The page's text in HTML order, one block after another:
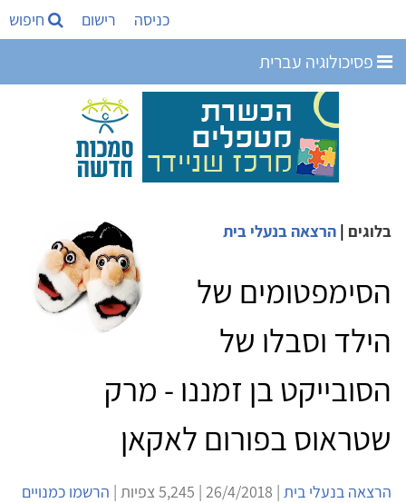
כניסה רישום חיפוש
פסיכולוגיה עברית
בלוגים | הרצאה בנעלי בית
הסימפטומים של
הילד וסבלו של
הסובייקט בן זמננו - מרק
שטראוס בפורום לאקאן
הרצאה בנעלי בית | 26/4/2018 | 5,245 צפיות |
הרשמו כמנויים